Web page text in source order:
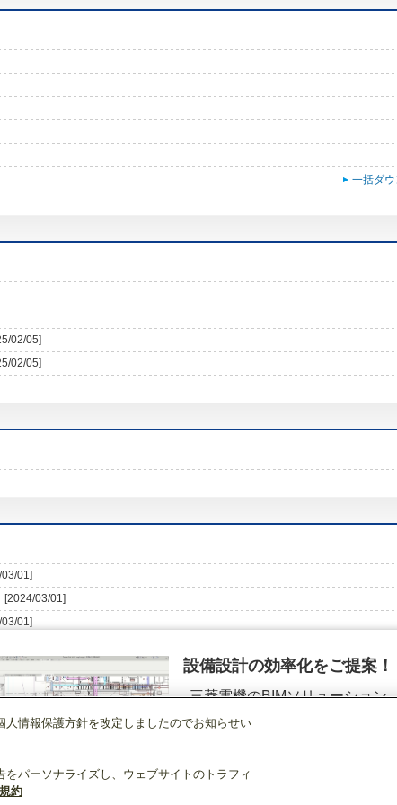
一括ダ
02/05]
02/05]
01]
[2024/03/01]
01]
設備設計の効率化をご提案！
三菱電機のBIMソリューション
（空調.換気.照明）
情報保護方針を改定しましたのでお知らせい
パーソナライズし、ウェブサイトのトラフィ
約